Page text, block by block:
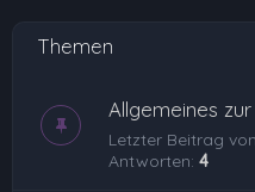
Themen
Allgemeines
Letzter Beitrag von
Antworten: 4